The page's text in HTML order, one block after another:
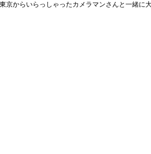
京からいらっしゃったカメラマンさんと一緒に